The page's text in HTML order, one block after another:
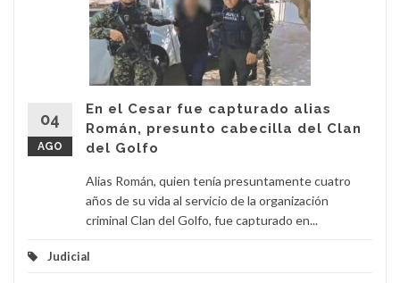
04
AGO
En el Cesar fue capturado alias
Román, presunto cabecilla del Clan
del Golfo
Alias Román, quien tenía presuntamente cuatro
años de su vida al servicio de la organización
criminal Clan del Golfo, fue capturado en...
Judicial